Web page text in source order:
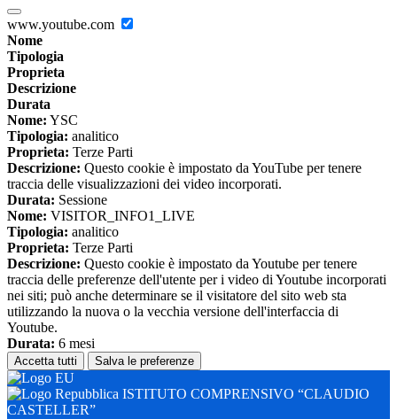
www.youtube.com
Nome
Tipologia
Proprieta
Descrizione
Durata
Nome: YSC
Tipologia: analitico
Proprieta: Terze Parti
Descrizione: Questo cookie è impostato da YouTube per tenere
traccia delle visualizzazioni dei video incorporati.
Durata: Sessione
Nome: VISITOR_INFO1_LIVE
Tipologia: analitico
Proprieta: Terze Parti
Descrizione: Questo cookie è impostato da Youtube per tenere
traccia delle preferenze dell'utente per i video di Youtube incorporati
nei siti; può anche determinare se il visitatore del sito web sta
utilizzando la nuova o la vecchia versione dell'interfaccia di
Youtube.
Durata: 6 mesi
Accetta tutti Salva le preferenze
ISTITUTO COMPRENSIVO “CLAUDIO
CASTELLER”